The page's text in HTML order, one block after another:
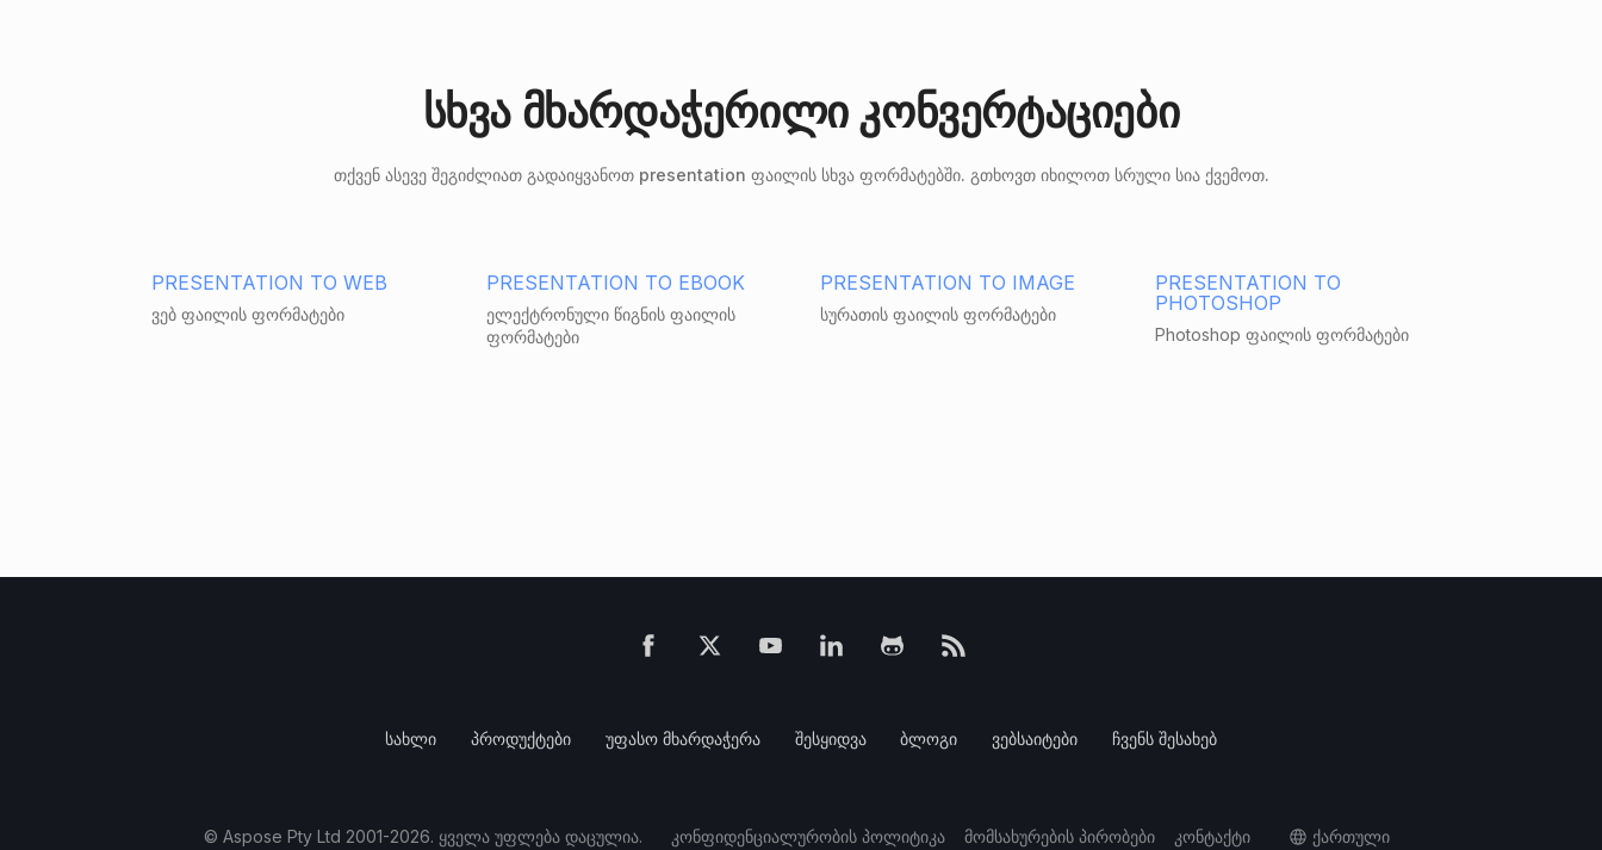
სხვა მხარდაჭერილი კონვერტაციები
თქვენ ასევე შეგიძლიათ გადაიყვანოთ presentation ფაილის სხვა ფორმატებში. გთხოვთ იხილოთ სრული სია ქვემოთ.
PRESENTATION TO WEB
ვებ ფაილის ფორმატები
PRESENTATION TO EBOOK
ელექტრონული წიგნის ფაილის
ფორმატები
PRESENTATION TO IMAGE
სურათის ფაილის ფორმატები
PRESENTATION TO
PHOTOSHOP
Photoshop ფაილის ფორმატები
სახლი პროდუქტები უფასო მხარდაჭერა შესყიდვა ბლოგი ვებსაიტები ჩვენს შესახებ
© Aspose Pty Ltd 2001-2026. ყველა უფლება დაცულია. კონფიდენციალურობის პოლიტიკა მომსახურების პირობები კონტაქტი Ქართული